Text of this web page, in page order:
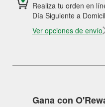
Realiza tu orden en
Día Siguiente a
Ver opciones de envío
Gana con